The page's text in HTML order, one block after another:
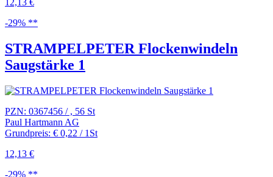
12,13 €
-29% **
STRAMPELPETER Flockenwindeln
Saugstärke 1
PZN: 0367456 / , 56 St
Paul Hartmann AG
Grundpreis: € 0,22 / 1St
12,13 €
-29% **